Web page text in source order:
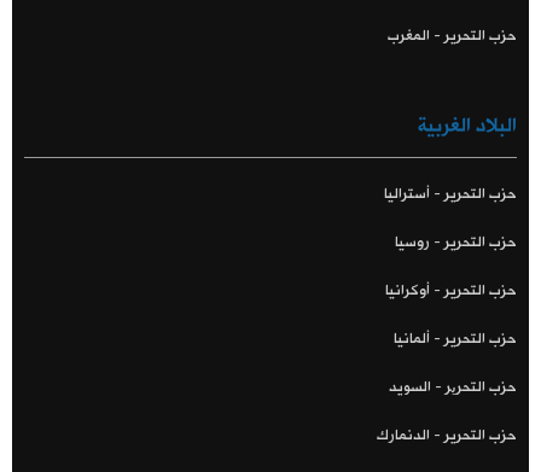
حزب التحرير - المغرب
البلاد الغربية
حزب التحرير - أستراليا
حزب التحرير - روسيا
حزب التحرير - أوكرانيا
حزب التحرير - ألمانيا
حزب التحریر - السويد
حزب التحرير - الدنمارك